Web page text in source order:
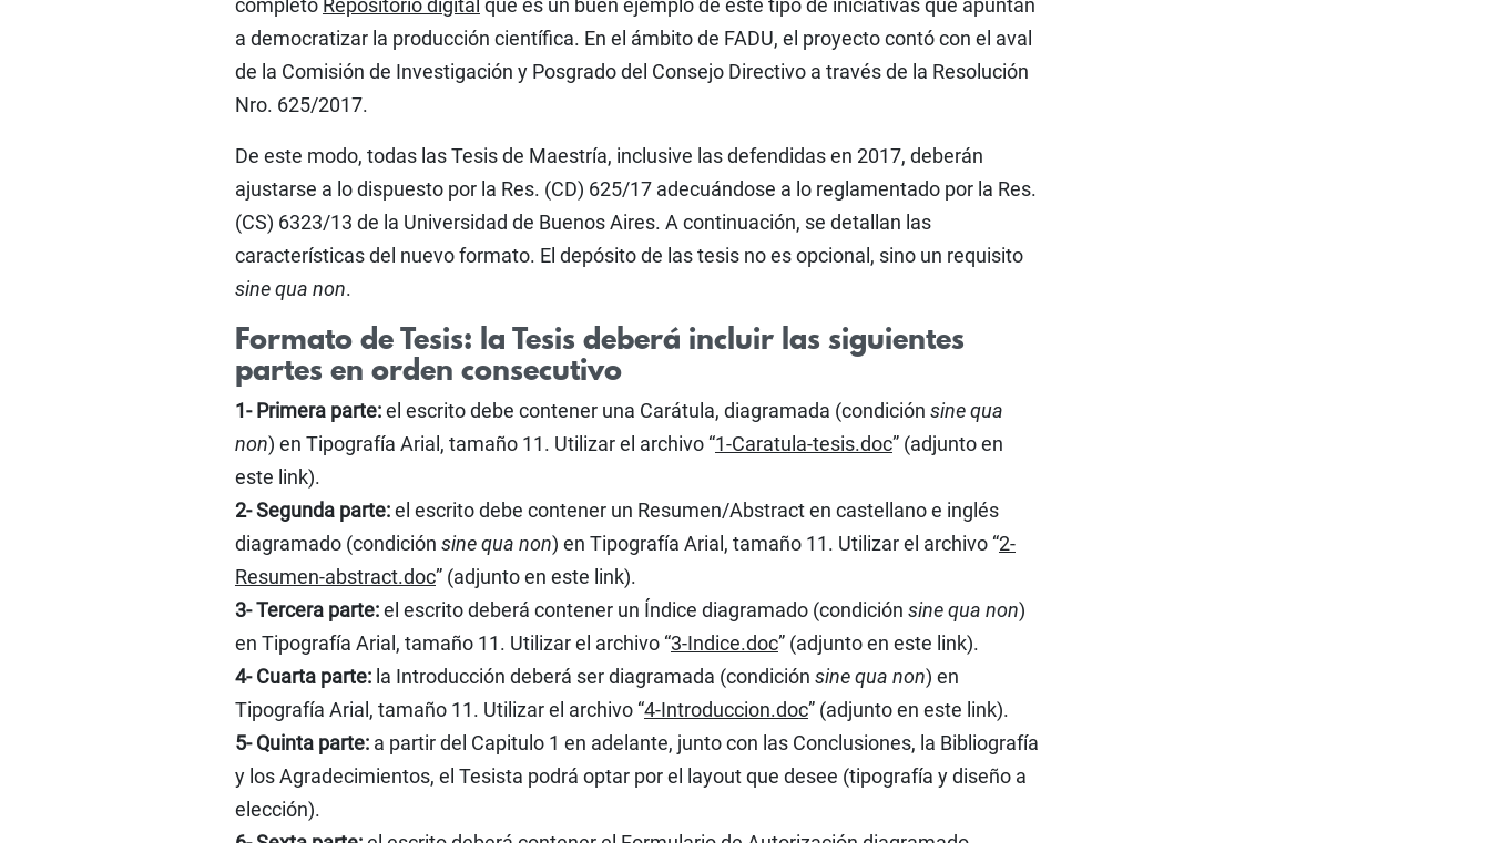
a democratizar la producción científica. En el ámbito de FADU, el proyecto contó con el aval
de la Comisión de Investigación y Posgrado del Consejo Directivo a través de la Resolución
Nro. 625/2017.
De este modo, todas las Tesis de Maestría, inclusive las defendidas en 2017, deberán
ajustarse a lo dispuesto por la Res. (CD) 625/17 adecuándose a lo reglamentado por la Res.
(CS) 6323/13 de la Universidad de Buenos Aires. A continuación, se detallan las
características del nuevo formato. El depósito de las tesis no es opcional, sino un requisito
sine qua non.
Formato de Tesis: la Tesis deberá incluir las siguientes
partes en orden consecutivo
1- Primera parte:el escrito debe contener una Carátula, diagramada (condición sine qua
non) en Tipografía Arial, tamaño 11. Utilizar el archivo “1-Caratula-tesis.doc” (adjunto en
este link).
2- Segunda parte:el escrito debe contener un Resumen/Abstract en castellano e inglés
diagramado (condición sine qua non) en Tipografía Arial, tamaño 11. Utilizar el archivo “2-
Resumen-abstract.doc” (adjunto en este link).
3- Tercera parte:el escrito deberá contener un Índice diagramado (condición sine qua non)
en Tipografía Arial, tamaño 11. Utilizar el archivo “3-Indice.doc” (adjunto en este link).
4- Cuarta parte:la Introducción deberá ser diagramada (condición sine qua non) en
Tipografía Arial, tamaño 11. Utilizar el archivo “4-Introduccion.doc” (adjunto en este link).
5- Quinta parte:a partir del Capitulo 1 en adelante, junto con las Conclusiones, la Bibliografía
y los Agradecimientos, el Tesista podrá optar por el layout que desee (tipografía y diseño a
elección).